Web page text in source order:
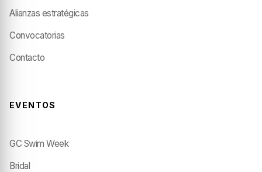
Alianzas estratégicas
Convocatorias
Contacto
EVENTOS
GC Swim Week
Bridal